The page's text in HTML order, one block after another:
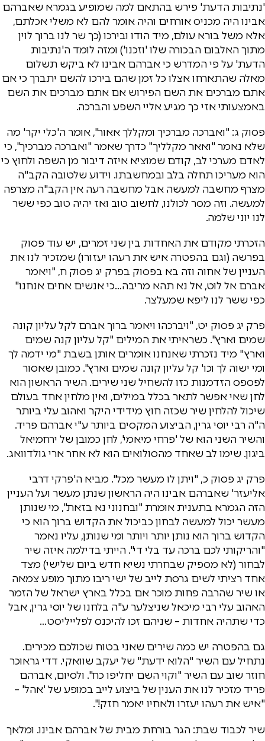
'נתיבות הדעת' פירש בהתאם למה שמופיע בגמרא שאברהם
אבינו היה מכניס אורחים והיה אומר להם לא משלי אכלתם,
אלא משל בורא עולם, מיד הודו ובירכו (כך שר לנו ברוך לוין
מתוך האלבום הבכורה שלו 'וזכנו') ומזה לומד ה'נתיבות
הדעת' על פי המדרש כי אברהם אבינו לא ביקש תשלום
מאלה שהתארחו אצלו כל זמן שהם בירכו להשם יתברך כי אם
אתם מברכים את השם הפירוש אם אתם מברכים את השם
באמצעותי אזי כך מגיע אליי השפע והברכה.
פסוק ג: "ואברכה מברכיך ומקללך אאור", אומר ה'כלי יקר' מה
שלא נאמר "ואאר מקלליך" כדרך שאמר "ואברכה מברכיך", כי
לאדם מערכי לב, קודם שמוציא איזה דיבור מן השפה ולחוץ כי
הוא מעריכו תחלה בלב ובמחשבתו. וידוע שלטובה הקב"ה
מצרף מחשבה למעשה אבל מחשבה רעה אין הקב"ה מצרפה
למעשה. וזה מסר לכולנו, לחשוב טוב ואז יהיה טוב כפי ששר
לנו יוני שלמה.
הזכרתי מקודם את האחדות בין שני זמרים, יש עוד פסוק
בפרשה (וגם בהפטרה איש את רעהו יעזורו) שמזכיר לנו את
העניין של אחוה וזה בא בפסוק בפרק יג פסוק ח, "ויאמר
אברם אל לוט, אל נא תהא מריבה…כי אנשים אחים אנחנו"
כפי ששר לנו ליפא שמעלצר.
פרק יג פסוק יט, "ויברכהו ויאמר ברוך אברם לקל עליון קונה
שמים וארץ". כשראיתי את המילים "קל עליון קנה שמים
וארץ" מיד נזכרתי שאנחנו אומרים אותן בשבת "מי ידמה לך
ומי ישוה לך וכו' קל עליון קונה שמים וארץ". כמובן שאסור
לפספס הזדמנות כזו להשחיל שני שירים. השיר הראשון הוא
לחן שאי אפשר לתאר בכלל במילים, ואין מלחין אחד בעולם
שיכול להלחין שיר שכזה חוץ מידידי היקר ואהוב עלי ביותר
ה"ה רבי יוסי גרין, הביצוע המקסים ביותר ע"י אברהם פריד.
והשיר השני הוא של 'פרחי מיאמי', לחן כמובן של ירחמיאל
ביגון. שימו לב שאחד מהסולואים הוא לא אחר ארי גולדוואג.
פרק יג פסוק כ, "ויתן לו מעשר מכל". מביא ה'פרקי דרבי
אליעזר' שאברהם אבינו היה הראשון שנתן מעשר ועל העניין
הזה הגמרא בתענית אומרת "ובחנוני נא בזאת", מי שנותן
מעשר יכול למעשה לבחון כביכול את הקדוש ברוך הוא כי
הקדוש ברוך הוא נותן יותר ויותר ומי שנותן, עליו נאמר
"והריקותי לכם ברכה עד בלי די". הייתי בדילמה איזה שיר
לבחור (לא מספיק שבחרתי נשיא חדש ביום שלישי) מצד
אחד רציתי לשים גרסת לייב של ישי ריבו מתוך מופע צמאה
או שיר שהרבה פחות מוכר אם בכלל בארץ ישראל של הזמר
האהוב עלי רבי מיכאל שניצלער ע"ה בלחנו של יוסי גרין, אבל
כדי שתהיה אחדות – שניהם זכו להיכנס לפלייליסט…
גם בהפטרה יש כמה שירים שאני בטוח שכולכם מכירים.
נתחיל עם השיר "הלוא ידעת" של יעקב שוואקי. דדי גראוכר
חוזר שוב עם השיר "וקוי השם יחליפו כח". ולסיום, אברהם
פריד מזכיר לנו את הענין של ביצוע לייב במופע של 'אהל' –
"איש את רעהו יעזרו ולאחיו יאמר חזק!".
שיר לכבוד שבת: הגר בורחת מבית של אברהם אבינו. ומלאך